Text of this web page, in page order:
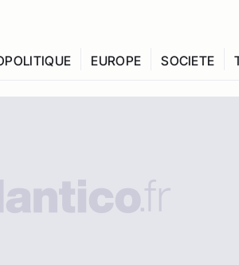
EUROPE SOCIETE